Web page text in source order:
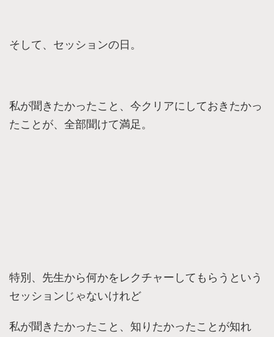
そして、セッションの日。
私が聞きたかったこと、今クリアにしておきたかっ
たことが、全部聞けて満足。
特別、先生から何かをレクチャーしてもらうという
セッションじゃないけれど
私が聞きたかったこと、知りたかったことが知れ